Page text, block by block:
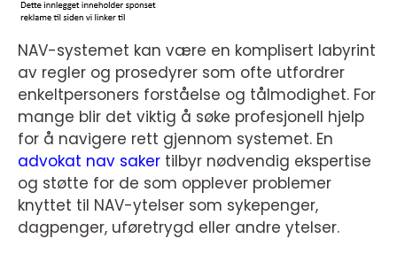
NAV-systemet kan være en komplisert labyrint
av regler og prosedyrer som ofte utfordrer
enkeltpersoners forståelse og tålmodighet. For
mange blir det viktig å søke profesjonell hjelp
for å navigere rett gjennom systemet. En
advokat nav saker tilbyr nødvendig ekspertise
og støtte for de som opplever problemer
knyttet til NAV-ytelser som sykepenger,
dagpenger, uføretrygd eller andre ytelser.